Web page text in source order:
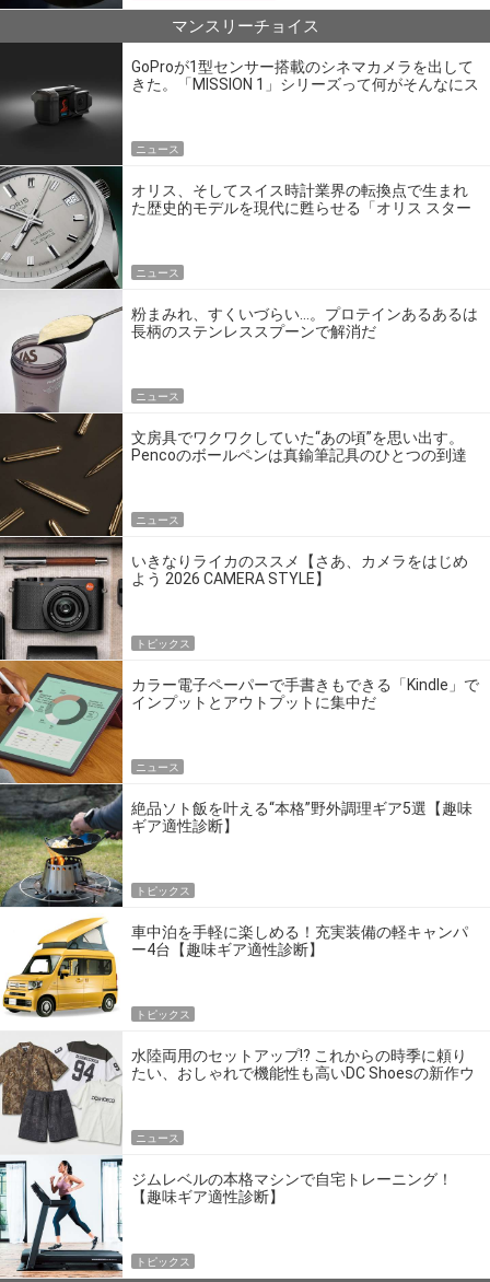
マンスリーチョイス
GoProが1型センサー搭載のシネマカメラを出して
きた。「MISSION 1」シリーズって何がそんなにス
ニュース
オリス、そしてスイス時計業界の転換点で生まれ
た歴史的モデルを現代に甦らせる「オリス スター
ニュース
粉まみれ、すくいづらい…。プロテインあるあるは
長柄のステンレススプーンで解消だ
ニュース
文房具でワクワクしていた“あの頃”を思い出す。
Pencoのボールペンは真鍮筆記具のひとつの到達
ニュース
いきなりライカのススメ【さあ、カメラをはじめ
よう 2026 CAMERA STYLE】
トピックス
カラー電子ペーパーで手書きもできる「Kindle」で
インプットとアウトプットに集中だ
ニュース
絶品ソト飯を叶える“本格”野外調理ギア5選【趣味
ギア適性診断】
トピックス
車中泊を手軽に楽しめる！充実装備の軽キャンパ
ー4台【趣味ギア適性診断】
トピックス
水陸両用のセットアップ!? これからの時季に頼り
たい、おしゃれで機能性も高いDC Shoesの新作ウ
ニュース
ジムレベルの本格マシンで自宅トレーニング！
【趣味ギア適性診断】
トピックス